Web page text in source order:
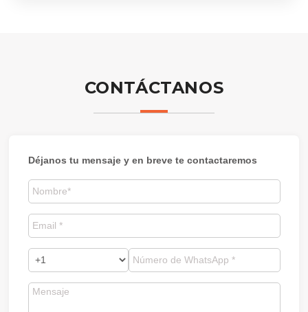
CONTÁCTANOS
Déjanos tu mensaje y en breve te contactaremos